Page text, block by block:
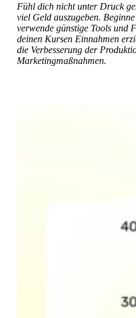
Fühl dich nicht unter Druck
viel Geld auszugeben.
verwende günstige Tools und
deinen Kursen Einnahmen
die Verbesserung der
Marketingmaßnahmen.